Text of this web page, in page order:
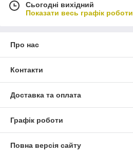
Сьогодні вихідний
Показати весь графік роботи
Про нас
Контакти
Доставка та оплата
Графік роботи
Повна версія сайту